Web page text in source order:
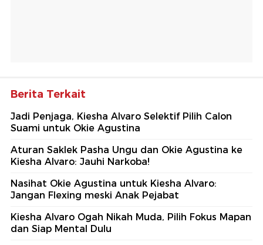
Berita Terkait
Jadi Penjaga, Kiesha Alvaro Selektif Pilih Calon
Suami untuk Okie Agustina
Aturan Saklek Pasha Ungu dan Okie Agustina ke
Kiesha Alvaro: Jauhi Narkoba!
Nasihat Okie Agustina untuk Kiesha Alvaro:
Jangan Flexing meski Anak Pejabat
Kiesha Alvaro Ogah Nikah Muda, Pilih Fokus Mapan
dan Siap Mental Dulu